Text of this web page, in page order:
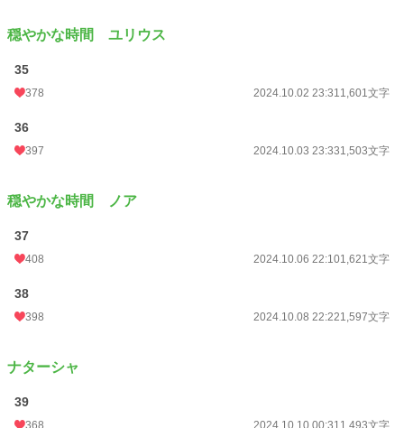
穏やかな時間 ユリウス
35
378 2024.10.02 23:311,601文字
36
397 2024.10.03 23:331,503文字
穏やかな時間 ノア
37
408 2024.10.06 22:101,621文字
38
398 2024.10.08 22:221,597文字
ナターシャ
39
368 2024.10.10 00:311,493文字